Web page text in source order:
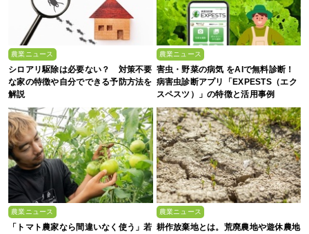
農業ニュース
シロアリ駆除は必要ない？ 対策不要
な家の特徴や自分でできる予防方法を
解説
農業ニュース
害虫・野菜の病気 をAIで無料診断！
病害虫診断アプリ「EXPESTS（エク
スペスツ）」の特徴と活用事例
農業ニュース
「トマト農家なら間違いなく使う」若
農業ニュース
耕作放棄地とは。荒廃農地や遊休農地